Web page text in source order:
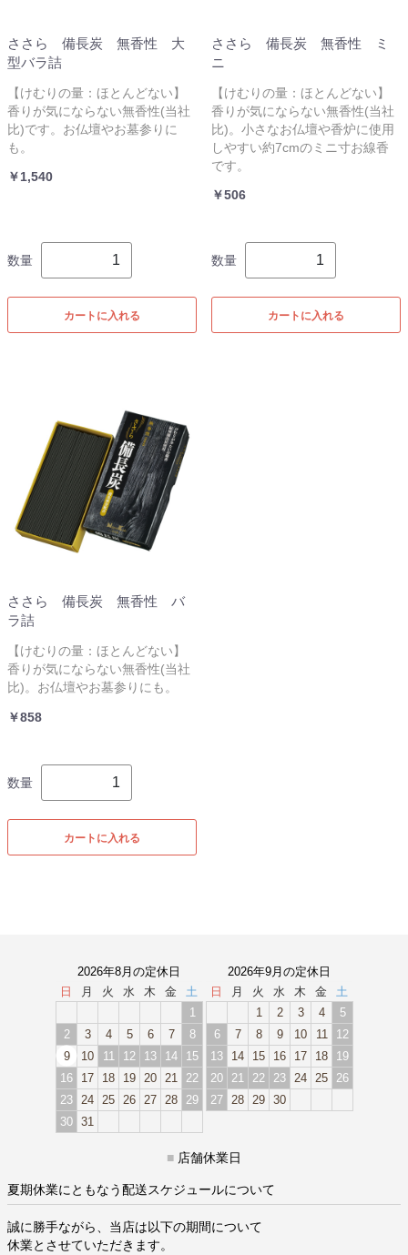
ささら 備長炭 無香性 大
型バラ詰
【けむりの量：ほとんどない】
香りが気にならない無香性(当社
比)です。お仏壇やお墓参りに
も。
￥1,540
数量
カートに入れる
ささら 備長炭 無香性 ミ
ニ
【けむりの量：ほとんどない】
香りが気にならない無香性(当社
比)。小さなお仏壇や香炉に使用
しやすい約7cmのミニ寸お線香
です。
￥506
数量
カートに入れる
ささら 備長炭 無香性 バ
ラ詰
【けむりの量：ほとんどない】
香りが気にならない無香性(当社
比)。お仏壇やお墓参りにも。
￥858
数量
カートに入れる
2026年8月の定休日
日
月 火 水 木 金
土
1
2
3 4 5 6 7
8
9
10 11 12 13 14
15
16
17 18 19 20 21
22
23
24 25 26 27 28
29
30 31
2026年9月の定休日
日
月 火 水 木 金
土
1
2 3 4
5
6
7 8 9 10 11
12
13
14 15 16 17 18
19
20
21 22 23 24 25
26
27
28 29 30
■ 店舗休業日
夏期休業にともなう配送スケジュールについて
誠に勝手ながら、当店は以下の期間について
休業とさせていただきます。